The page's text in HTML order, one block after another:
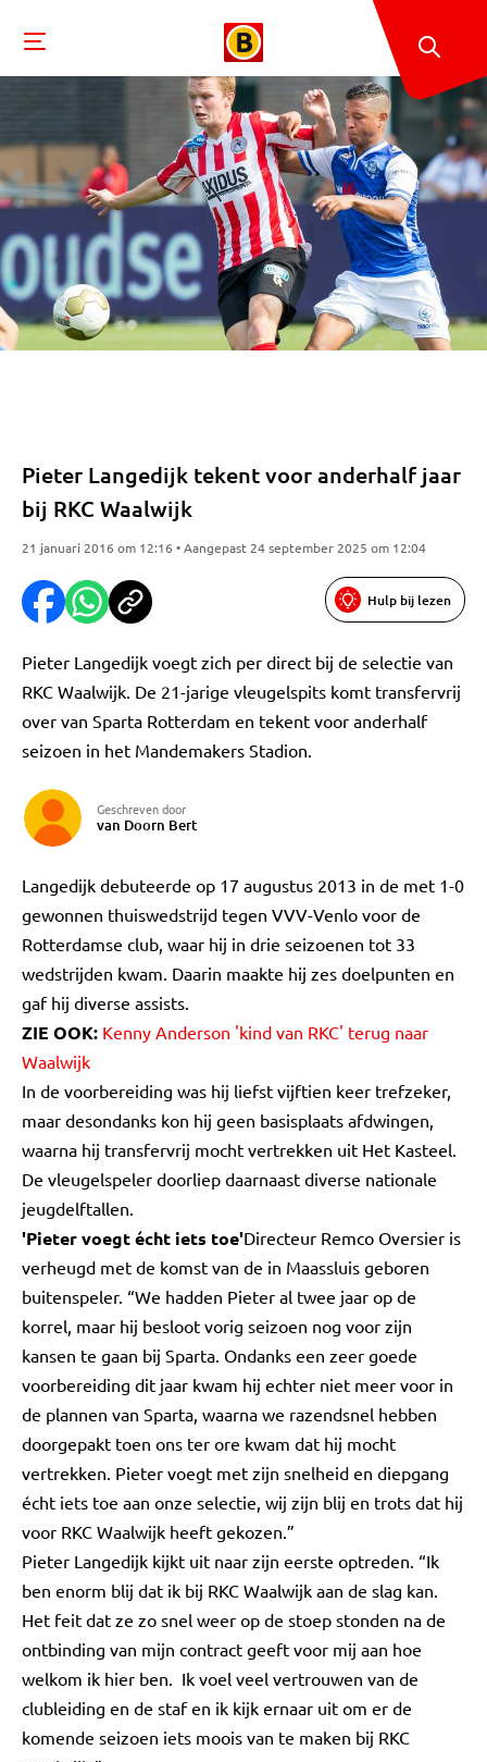
Pieter Langedijk tekent voor anderhalf jaar
bij RKC Waalwijk
21 januari 2016 om 12:16 • Aangepast 24 september 2025 om 12:04
Hulp bij lezen
Pieter Langedijk voegt zich per direct bij de selectie van
RKC Waalwijk. De 21-jarige vleugelspits komt transfervrij
over van Sparta Rotterdam en tekent voor anderhalf
seizoen in het Mandemakers Stadion.
Geschreven door
van Doorn Bert
Langedijk debuteerde op 17 augustus 2013 in de met 1-0
gewonnen thuiswedstrijd tegen VVV-Venlo voor de
Rotterdamse club, waar hij in drie seizoenen tot 33
wedstrijden kwam. Daarin maakte hij zes doelpunten en
gaf hij diverse assists.
ZIE OOK: Kenny Anderson 'kind van RKC' terug naar
Waalwijk
In de voorbereiding was hij liefst vijftien keer trefzeker,
maar desondanks kon hij geen basisplaats afdwingen,
waarna hij transfervrij mocht vertrekken uit Het Kasteel.
De vleugelspeler doorliep daarnaast diverse nationale
jeugdelftallen.
'Pieter voegt écht iets toe'Directeur Remco Oversier is
verheugd met de komst van de in Maassluis geboren
buitenspeler. “We hadden Pieter al twee jaar op de
korrel, maar hij besloot vorig seizoen nog voor zijn
kansen te gaan bij Sparta. Ondanks een zeer goede
voorbereiding dit jaar kwam hij echter niet meer voor in
de plannen van Sparta, waarna we razendsnel hebben
doorgepakt toen ons ter ore kwam dat hij mocht
vertrekken. Pieter voegt met zijn snelheid en diepgang
écht iets toe aan onze selectie, wij zijn blij en trots dat hij
voor RKC Waalwijk heeft gekozen.”
Pieter Langedijk kijkt uit naar zijn eerste optreden. “Ik
ben enorm blij dat ik bij RKC Waalwijk aan de slag kan.
Het feit dat ze zo snel weer op de stoep stonden na de
ontbinding van mijn contract geeft voor mij aan hoe
welkom ik hier ben. Ik voel veel vertrouwen van de
clubleiding en de staf en ik kijk ernaar uit om er de
komende seizoen iets moois van te maken bij RKC